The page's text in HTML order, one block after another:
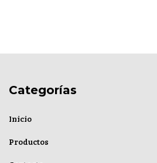
Categorías
Inicio
Productos